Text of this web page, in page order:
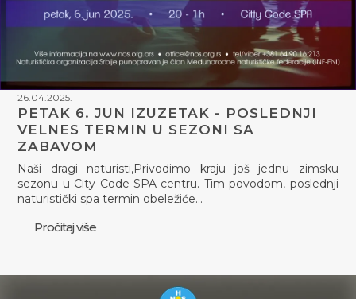
26.04.2025.
PETAK 6. JUN IZUZETAK - POSLEDNJI
VELNES TERMIN U SEZONI SA
ZABAVOM
Naši dragi naturisti,Privodimo kraju još jednu zimsku
sezonu u City Code SPA centru. Tim povodom, poslednji
naturistički spa termin obeležiće…
Pročitaj više